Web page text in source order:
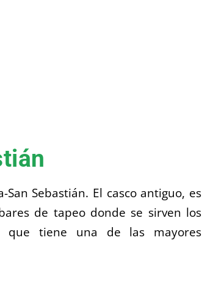
Sebastián. El casco antiguo, es
de tapeo donde se sirven los
que tiene una de las mayores